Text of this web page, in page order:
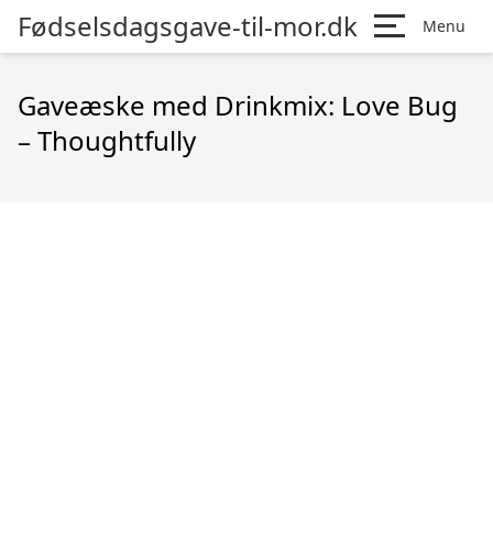
Fødselsdagsgave-til-mor.dk Menu
Gaveæske med Drinkmix: Love Bug
– Thoughtfully